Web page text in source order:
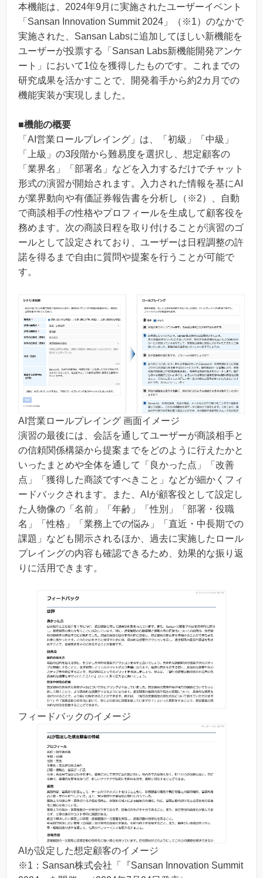
本機能は、2024年9月に実施されたユーザーイベント
「Sansan Innovation Summit 2024」（※1）のなかで
実施された、Sansan Labsに追加してほしい新機能を
ユーザーが投票する「Sansan Labs新機能開発アンケ
ート」において1位を獲得したものです。これまでの
研究成果を活かすことで、開発着手から約2カ月での
機能実装が実現しました。
■機能の概要
「AI営業ロールプレイング」は、「初級」「中級」
「上級」の3段階から難易度を選択し、想定顧客の
「業界名」「部署名」などを入力するだけでチャット
形式の演習が開始されます。入力された情報を基にAI
が業界動向や有価証券報告書を分析し（※2）、自動
で商談相手の性格やプロフィールを生成して顧客役を
務めます。次の商談日程を取り付けることが演習のゴ
ールとして設定されており、ユーザーは日程調整の許
諾を得るまで自由に質問や提案を行うことが可能で
す。
AI営業ロールプレイング 画面イメージ
演習の最後には、会話を通してユーザーが商談相手と
の信頼関係構築から提案までをどのように行えたかと
いったまとめや全体を通して「良かった点」「改善
点」「獲得した商談ですべきこと」などが細かくフィ
ードバックされます。また、AIが顧客役として設定し
た人物像の「名前」「年齢」「性別」「部署・役職
名」「性格」「業務上での悩み」「直近・中長期での
課題」なども開示されるほか、過去に実施したロール
プレイングの内容も確認できるため、効果的な振り返
りに活用できます。
フィードバックのイメージ
AIが設定した想定顧客のイメージ
※1：Sansan株式会社「『Sansan Innovation Summit